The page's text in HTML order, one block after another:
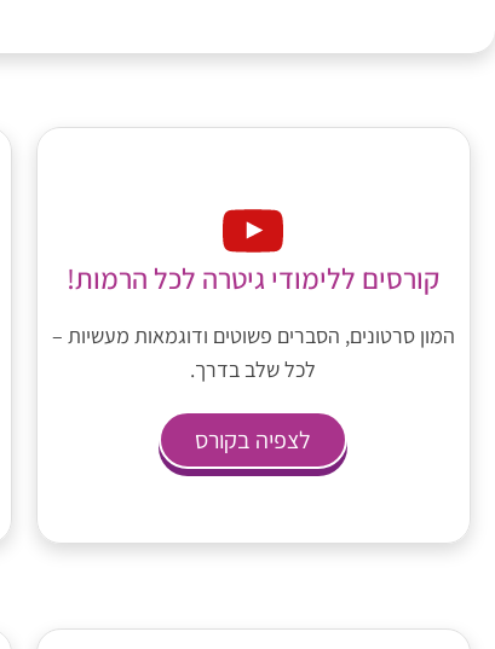
קורסים ללימודי גיטרה לכל הרמות!
המון סרטונים, הסברים פשוטים ודוגמאות מעשיות –
לכל שלב בדרך.
לצפיה בקורס